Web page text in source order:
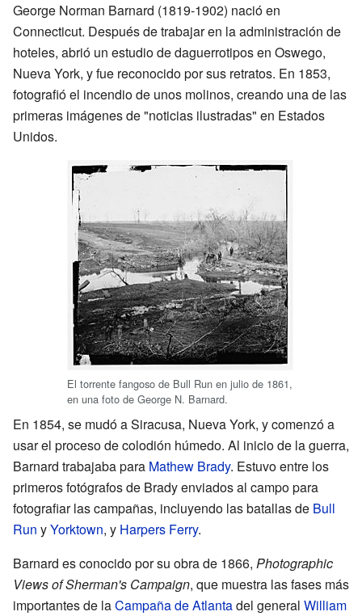
George Norman Barnard (1819-1902) nació en
Connecticut. Después de trabajar en la administración de
hoteles, abrió un estudio de daguerrotipos en Oswego,
Nueva York, y fue reconocido por sus retratos. En 1853,
fotografió el incendio de unos molinos, creando una de las
primeras imágenes de "noticias ilustradas" en Estados
Unidos.
El torrente fangoso de Bull Run en julio de 1861,
en una foto de George N. Barnard.
En 1854, se mudó a Siracusa, Nueva York, y comenzó a
usar el proceso de colodión húmedo. Al inicio de la guerra,
Barnard trabajaba para Mathew Brady. Estuvo entre los
primeros fotógrafos de Brady enviados al campo para
fotografiar las campañas, incluyendo las batallas de Bull
Run yYorktown, y Harpers Ferry.
Barnard es conocido por su obra de 1866, Photographic
Views of Sherman's Campaign, que muestra las fases más
importantes de laCampaña de Atlantadel general William